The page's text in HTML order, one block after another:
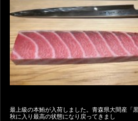
最上級の本鮪が入荷しました。青森県大間産「
秋に入り最高の状態になり戻ってきまし